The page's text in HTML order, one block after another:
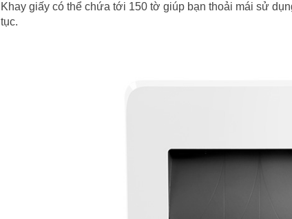
Khay giấy có thể chứa tới 150 tờ giúp bạn thoải mái sử
tục.